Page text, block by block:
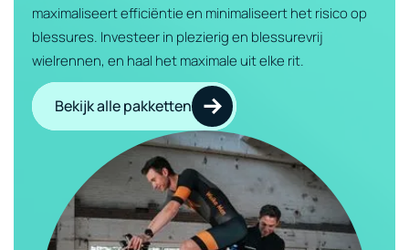
maximaliseert efficiëntie en minimaliseert het risico op
blessures. Investeer in plezierig en blessurevrij
wielrennen, en haal het maximale uit elke rit.
Bekijk alle pakketten